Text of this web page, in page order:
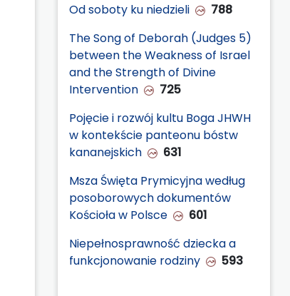
Od soboty ku niedzieli
788
The Song of Deborah (Judges 5)
between the Weakness of Israel
and the Strength of Divine
Intervention
725
Pojęcie i rozwój kultu Boga JHWH
w kontekście panteonu bóstw
kananejskich
631
Msza Święta Prymicyjna według
posoborowych dokumentów
Kościoła w Polsce
601
Niepełnosprawność dziecka a
funkcjonowanie rodziny
593